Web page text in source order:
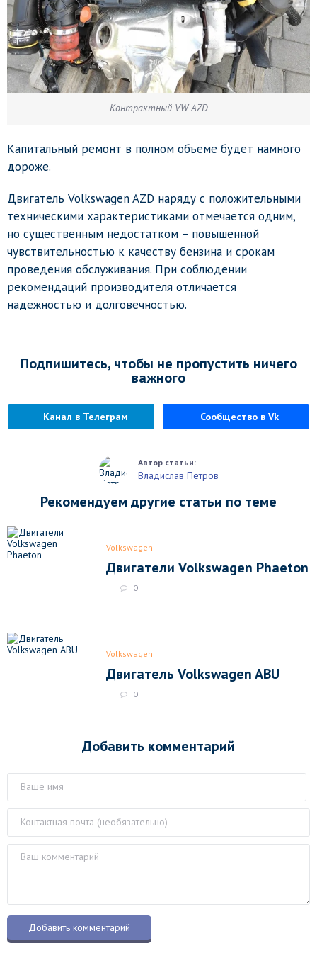
Контрактный VW AZD
Капитальный ремонт в полном объеме будет намного
дороже.
Двигатель Volkswagen AZD наряду с положительными
техническими характеристиками отмечается одним,
но существенным недостатком – повышенной
чувствительностью к качеству бензина и срокам
проведения обслуживания. При соблюдении
рекомендаций производителя отличается
надежностью и долговечностью.
Подпишитесь, чтобы не пропустить ничего
важного
Канал в Телеграм Сообщество в Vk
Владислав Петров
Рекомендуем другие статьи по теме
Volkswagen
Двигатели Volkswagen Phaeton
0
Volkswagen
Двигатель Volkswagen ABU
0
Добавить комментарий